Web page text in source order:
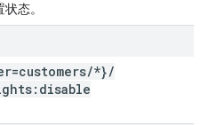
态。
/*}/